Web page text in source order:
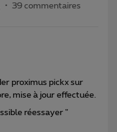
39 commentaires
proximus pickx sur
mise à jour effectuée.
réessayer "